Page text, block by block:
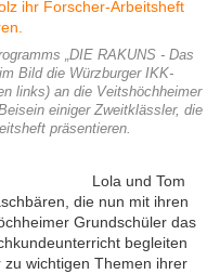
„DIE RAKUNS - Das
Bild die Würzburger IKK-
links) an die Veitshöchheimer
einiger Zweitklässler, die
präsentieren.
Lola und Tom
die nun mit ihren
Grundschüler das
begleiten
wichtigen Themen ihrer